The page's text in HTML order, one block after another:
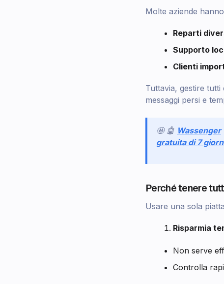
Molte aziende
Reparti
Supporto
Clienti
Tuttavia, gestire
messaggi persi e
🤩 🤖 Wassenger
gratuita di 7
Perché tenere
Usare una sola
Risparmia
Non serve
Controlla